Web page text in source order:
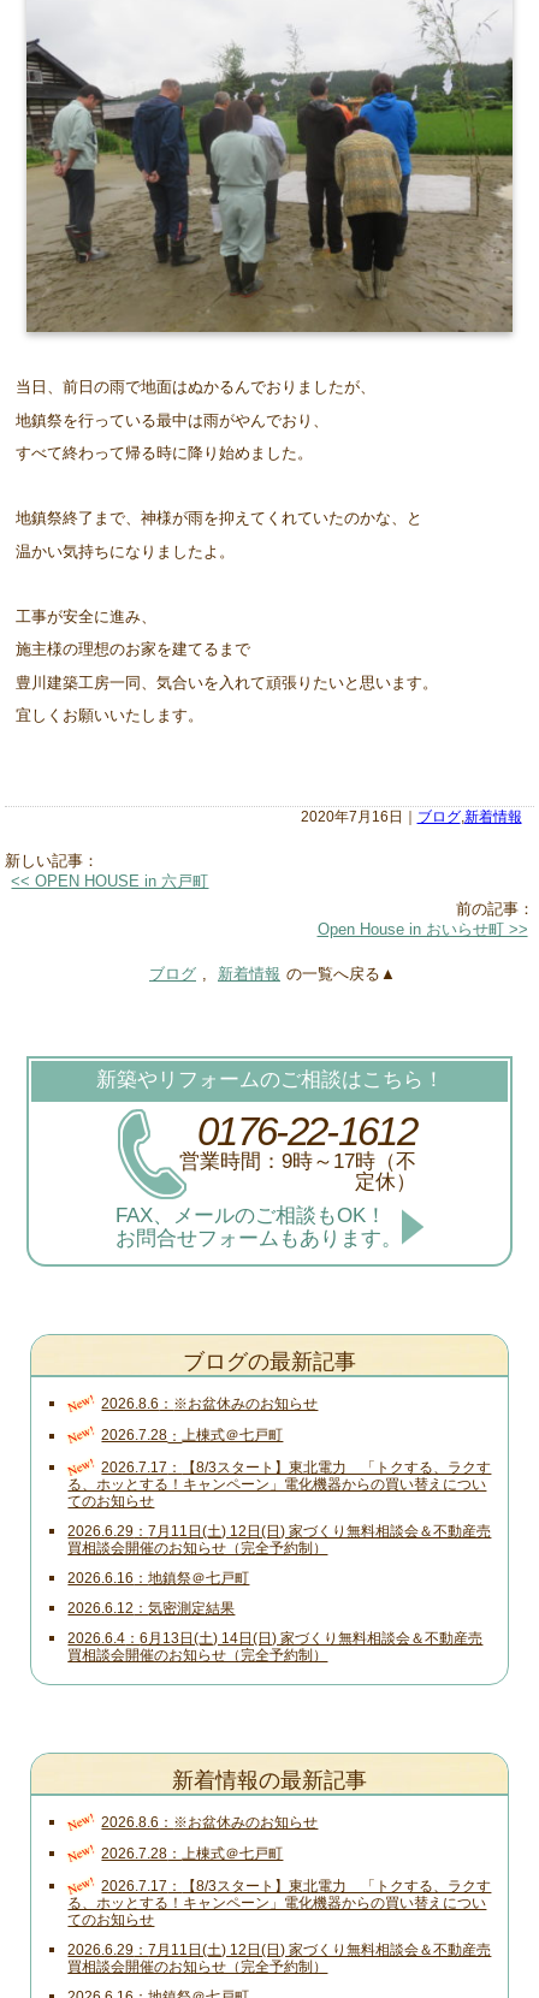
当日、前日の雨で地面はぬかるんでおりましたが、
地鎮祭を行っている最中は雨がやんでおり、
すべて終わって帰る時に降り始めました。
地鎮祭終了まで、神様が雨を抑えてくれていたのかな、と
温かい気持ちになりましたよ。
工事が安全に進み、
施主様の理想のお家を建てるまで
豊川建築工房一同、気合いを入れて頑張りたいと思います。
宜しくお願いいたします。
2020年7月16日｜ ブログ 新着情報
新しい記事：
<< OPEN HOUSE in 六戸町
前の記事：
Open House in おいらせ町 >>
ブログ , 新着情報 の一覧へ戻る▲
新築やリフォームのご相談はこちら！
0176-22-1612
営業時間：9時～17時（不
定休）
FAX、メールのご相談もOK！
お問合せフォームもあります。
ブログの最新記事
New! 2026.8.6 ※お盆休みのお知らせ
New! 2026.7.28 上棟式＠七戸町
New! 2026.7.17
【8/3スタート】東北電力 「トクする、ラクす
る、ホッとする！キャンペーン」電化機器からの買い替えについ
てのお知らせ
2026.6.29
7月11日(土) 12日(日) 家づくり無料相談会＆不動産売
買相談会開催のお知らせ（完全予約制）
2026.6.16 地鎮祭＠七戸町
2026.6.12 気密測定結果
2026.6.4
6月13日(土) 14日(日) 家づくり無料相談会＆不動産売
買相談会開催のお知らせ（完全予約制）
新着情報の最新記事
New! 2026.8.6 ※お盆休みのお知らせ
New! 2026.7.28 上棟式＠七戸町
New! 2026.7.17
【8/3スタート】東北電力 「トクする、ラクす
る、ホッとする！キャンペーン」電化機器からの買い替えについ
てのお知らせ
2026.6.29
7月11日(土) 12日(日) 家づくり無料相談会＆不動産売
買相談会開催のお知らせ（完全予約制）